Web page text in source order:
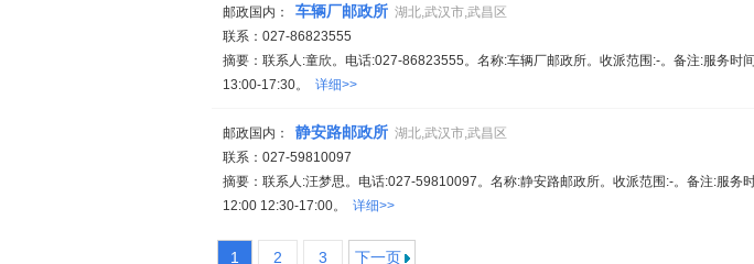
邮政国内： 车辆厂邮政所 湖北,武汉市,武昌区
联系：027-86823555
摘要：联系人:童欣。电话:027-86823555。名称:车辆厂邮政所。收派范围:-。备注:服务时
13:00-17:30。 详细>>
邮政国内： 静安路邮政所 湖北,武汉市,武昌区
联系：027-59810097
摘要：联系人:汪梦思。电话:027-59810097。名称:静安路邮政所。收派范围:-。备注:服务
12:00 12:30-17:00。 详细>>
1 2 3 下一页